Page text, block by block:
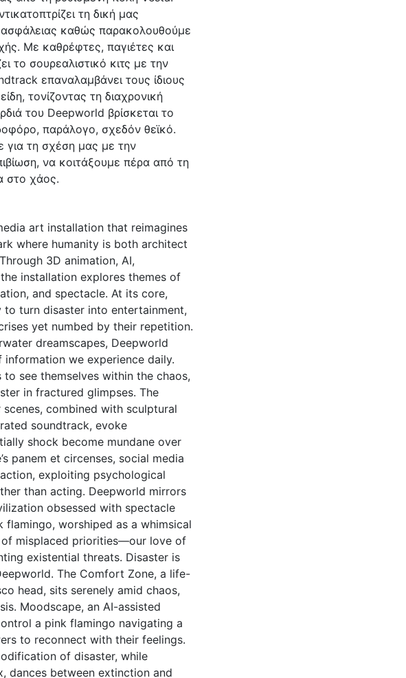
τη δική μας
καθώς παρακολουθούμε
Με καθρέφτες, παγιέτες και
το σουρεαλιστικό κιτς με την
επαναλαμβάνει τους ίδιους
τονίζοντας τη διαχρονική
του Deepworld βρίσκεται το
παράλογο, σχεδόν θεϊκό.
τη σχέση μας με την
να κοιτάξουμε πέρα από τη
στο χάος.
art installation that reimagines
where humanity is both architect
3D animation, AI,
installation explores themes of
and spectacle. At its core,
turn disaster into entertainment,
yet numbed by their repetition.
dreamscapes, Deepworld
we experience daily.
see themselves within the chaos,
in fractured glimpses. The
combined with sculptural
soundtrack, evoke
shock become mundane over
panem et circenses, social media
exploiting psychological
than acting. Deepworld mirrors
obsessed with spectacle
flamingo, worshiped as a whimsical
misplaced priorities—our love of
existential threats. Disaster is
The Comfort Zone, a life-
head, sits serenely amid chaos,
Moodscape, an AI-assisted
a pink flamingo navigating a
to reconnect with their feelings.
of disaster, while
dances between extinction and